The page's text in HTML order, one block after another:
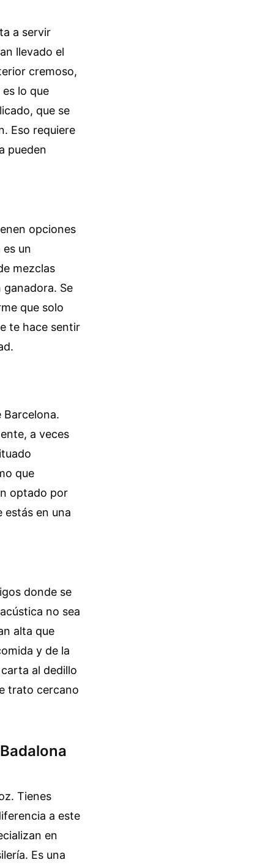
a servir
llevado el
cremoso,
lo que
que se
Eso requiere
pueden
opciones
es un
mezclas
Se
que solo
te hace sentir
Barcelona.
a veces
que
optado por
estás en una
donde se
no sea
alta que
y de la
al dedillo
trato cercano
Tienes
a este
en
Es una